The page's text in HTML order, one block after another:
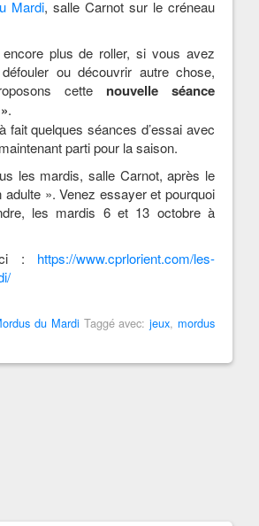
Mardi, salle Carnot sur le créneau
plus de roller, si vous avez
ou découvrir autre chose,
cette nouvelle séance
.
fait quelques séances d’essai avec
parti pour la saison.
les mardis, salle Carnot, après le
adulte ». Venez essayer et pourquoi
les mardis 6 et 13 octobre à
: https://www.cprlorient.com/les-
du Mardi Taggé avec:jeux,mordus